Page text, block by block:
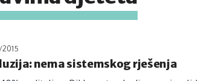
2015
nema sistemskog rješenja